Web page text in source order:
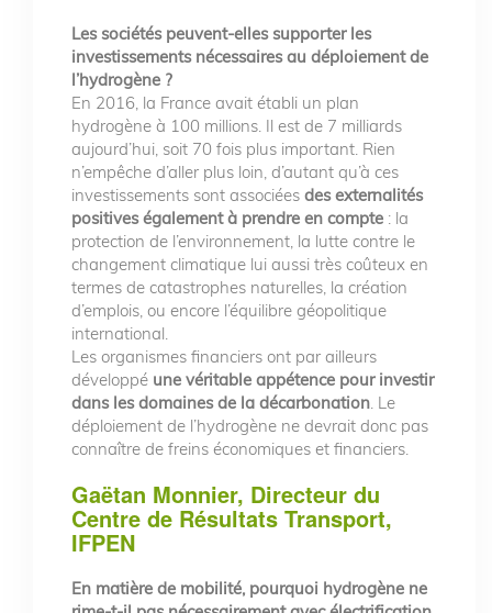
Les sociétés peuvent-elles supporter les
investissements nécessaires au déploiement de
l’hydrogène ?
En 2016, la France avait établi un plan
hydrogène à 100 millions. Il est de 7 milliards
aujourd’hui, soit 70 fois plus important. Rien
n’empêche d’aller plus loin, d’autant qu’à ces
investissements sont associées des externalités
positives également à prendre en compte : la
protection de l’environnement, la lutte contre le
changement climatique lui aussi très coûteux en
termes de catastrophes naturelles, la création
d’emplois, ou encore l’équilibre géopolitique
international.
Les organismes financiers ont par ailleurs
développé une véritable appétence pour investir
dans les domaines de la décarbonation . Le
déploiement de l’hydrogène ne devrait donc pas
connaître de freins économiques et financiers.
Gaëtan Monnier, Directeur du
Centre de Résultats Transport,
IFPEN
En matière de mobilité, pourquoi hydrogène ne